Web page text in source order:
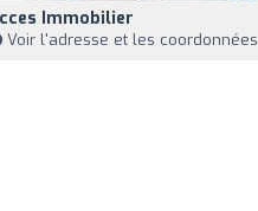
Immobilier
Voir l'adresse et les coordonnées